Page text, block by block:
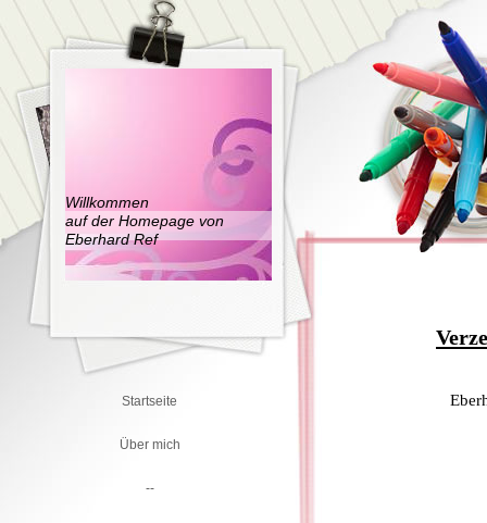
Willkommen
auf der Homepage von
Eberhard Ref
Startseite
Über mich
--